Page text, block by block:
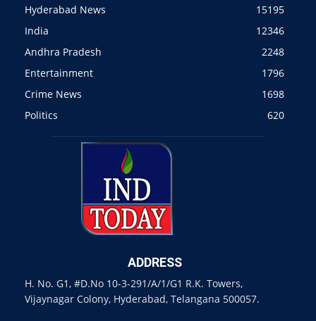
Hyderabad News
15195
India
12346
Andhra Pradesh
2248
Entertainment
1796
Crime News
1698
Politics
620
ADDRESS
H. No. G1, #D.No 10-3-291/A/1/G1 R.K. Towers,
Vijaynagar Colony, Hyderabad, Telangana 500057.